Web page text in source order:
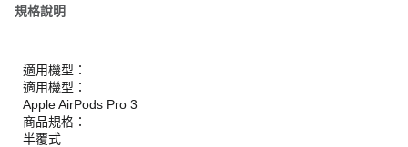
規格說明
適用機型：
適用機型：
Apple AirPods Pro 3
商品規格：
半覆式